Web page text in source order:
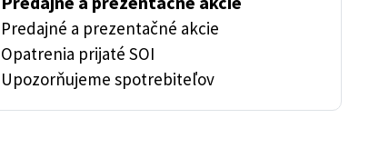
Predajné a prezentačné akcie
Opatrenia prijaté SOI
Upozorňujeme spotrebiteľov